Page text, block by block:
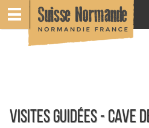
VISITES GUIDÉES - CAVE